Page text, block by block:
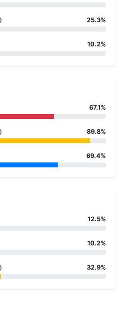
25.3%
10.2%
67.1%
89.8%
69.4%
12.5%
10.2%
32.9%